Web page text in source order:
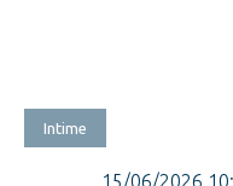
Intime
15/06/2026